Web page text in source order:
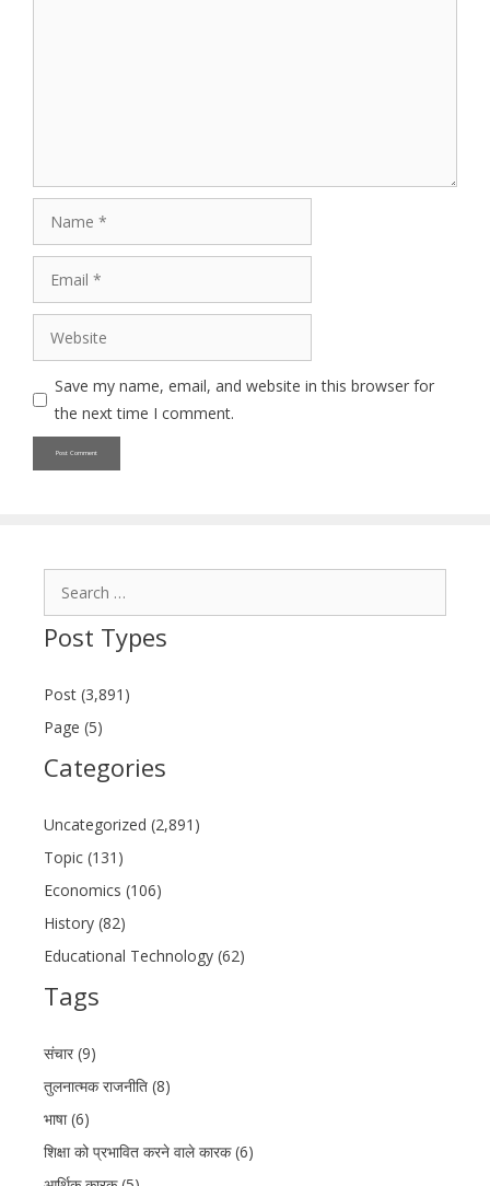
Website
Save my name, email, and website in this browser for
the next time I comment.
Post Types
Post (3,891)
Page (5)
Categories
Uncategorized (2,891)
Topic (131)
Economics (106)
History (82)
Educational Technology (62)
Tags
संचार (9)
तुलनात्मक राजनीति (8)
भाषा (6)
शिक्षा को प्रभावित करने वाले कारक (6)